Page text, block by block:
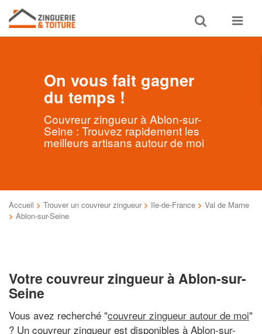
Toggle
search
Toggle
On vous fait gagner
du temps !
Couvreur zingueur à Ablon-sur-
Seine : Trouvez rapidement les
meilleurs artisans autour de moi
Accueil > Trouver un couvreur zingueur > Ile-de-France > Val de Marne
> Ablon-sur-Seine
Votre couvreur zingueur à Ablon-sur-
Seine
Vous avez recherché "couvreur zingueur autour de moi"
? Un couvreur zingueur est disponibles à Ablon-sur-